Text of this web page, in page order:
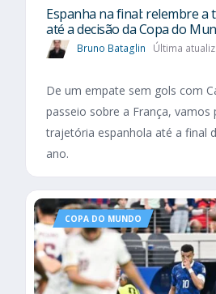
Espanha na final: relembre a
até a decisão da Copa do
Bruno Bataglin Última
De um empate sem gols com
passeio sobre a França, vamos
trajetória espanhola até a final
ano.
COPA DO MUNDO